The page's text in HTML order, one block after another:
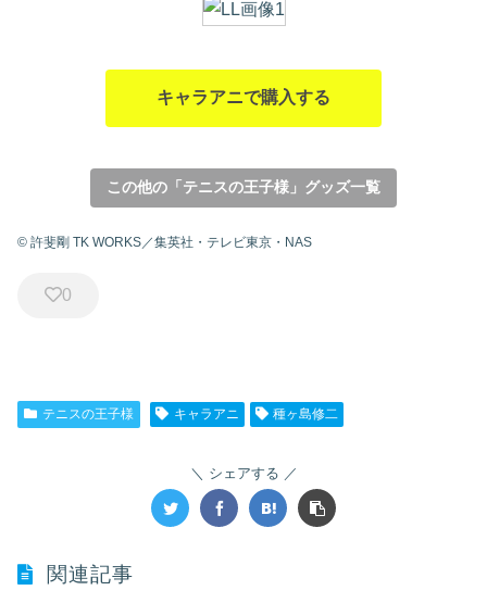
キャラアニで購入する
この他の「テニスの王子様」グッズ一覧
© 許斐剛 TK WORKS／集英社・テレビ東京・NAS
0
テニスの王子様 キャラアニ 種ヶ島修二
シェアする
関連記事